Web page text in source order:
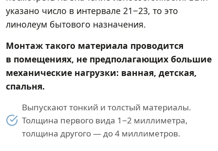
указано число в интервале 21−23, то это
линолеум бытового назначения.
Монтаж такого материала проводится
в помещениях, не предполагающих большие
механические нагрузки: ванная, детская,
спальня.
Выпускают тонкий и толстый материалы.
Толщина первого вида 1−2 миллиметра,
толщина другого — до 4 миллиметров.